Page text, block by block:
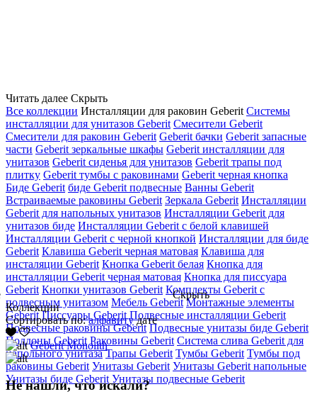
Читать далее Скрыть
Все коллекции Инсталляции для раковин Geberit Cистемы
инсталляции для унитазов Geberit Cмесители Geberit
Cмесители для раковин Geberit Geberit бачки Geberit запасные
части Geberit зеркальные шкафы Geberit инсталляции для
унитазов Geberit сиденья для унитазов Geberit трапы под
плитку Geberit тумбы с раковинами Geberit черная кнопка
Биде Geberit биде Geberit подвесные Ванны Geberit
Встраиваемые раковины Geberit Зеркала Geberit Инсталляции
Geberit для напольных унитазов Инсталляции Geberit для
унитазов биде Инсталляции Geberit с белой клавишей
Инсталляции Geberit с черной кнопкой Инсталляции для биде
Geberit Клавиша Geberit черная матовая Клавиша для
инсталяции Geberit Кнопка Geberit белая Кнопка для
инсталляции Geberit черная матовая Кнопка для писсуара
Geberit Кнопки унитазов Geberit Комплекты Geberit с
подвесным унитазом Мебель Geberit Монтажные элементы
Geberit Писсуары Geberit Подвесные инсталляции Geberit
Подвесные раковины Geberit Подвесные унитазы биде Geberit
Поддоны Geberit Раковины Geberit Система слива Geberit для
напольного унитаза Трапы Geberit Тумбы Geberit Тумбы под
раковины Geberit Унитазы Geberit Унитазы Geberit напольные
Унитазы биде Geberit Унитазы подвесные Geberit
Скрыть
Коллекции
Сортировать по: алфавиту дате
Geberit Monolith
Не нашли, что искали?